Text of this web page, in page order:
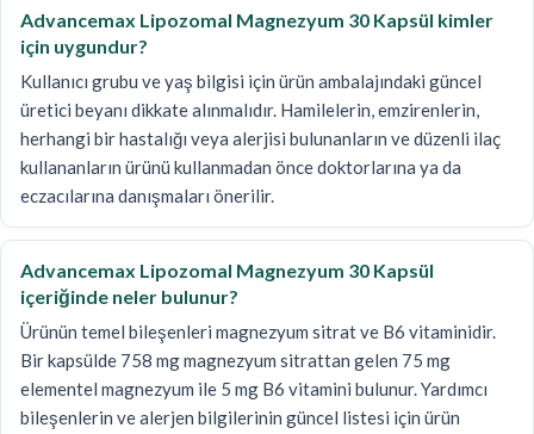
Advancemax Lipozomal Magnezyum 30 Kapsül kimler
için uygundur?
Kullanıcı grubu ve yaş bilgisi için ürün ambalajındaki güncel
üretici beyanı dikkate alınmalıdır. Hamilelerin, emzirenlerin,
herhangi bir hastalığı veya alerjisi bulunanların ve düzenli ilaç
kullananların ürünü kullanmadan önce doktorlarına ya da
eczacılarına danışmaları önerilir.
Advancemax Lipozomal Magnezyum 30 Kapsül
içeriğinde neler bulunur?
Ürünün temel bileşenleri magnezyum sitrat ve B6 vitaminidir.
Bir kapsülde 758 mg magnezyum sitrattan gelen 75 mg
elementel magnezyum ile 5 mg B6 vitamini bulunur. Yardımcı
bileşenlerin ve alerjen bilgilerinin güncel listesi için ürün